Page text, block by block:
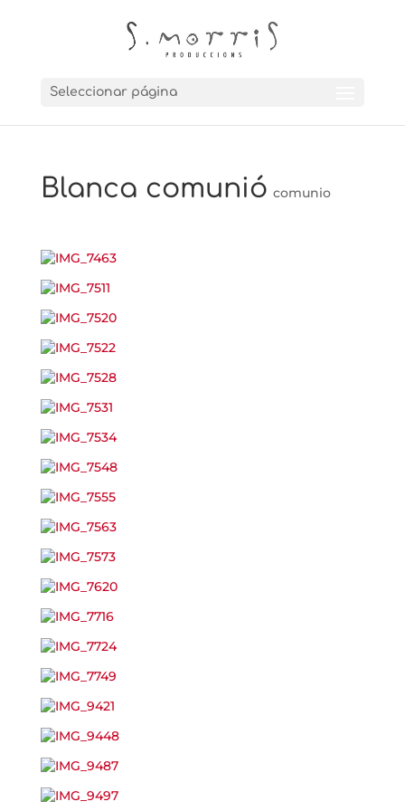
Seleccionar página
Blanca comunió comunio